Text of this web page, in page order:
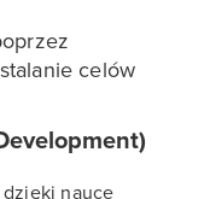
celów
dzięki nauce